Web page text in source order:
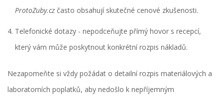
ProtoZuby.cz často obsahují skutečné cenové zkušenosti.
Telefonické dotazy - nepodceňujte přímý hovor s recepcí,
který vám může poskytnout konkrétní rozpis nákladů.
Nezapomeňte si vždy požádat o detailní rozpis materiálových a
laboratorních poplatků, aby nedošlo k nepříjemným